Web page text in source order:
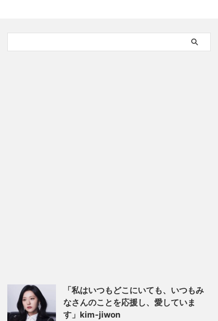
「私はいつもどこにいても、いつもみ
なさんのことを応援し、愛していま
す」kim-jiwon